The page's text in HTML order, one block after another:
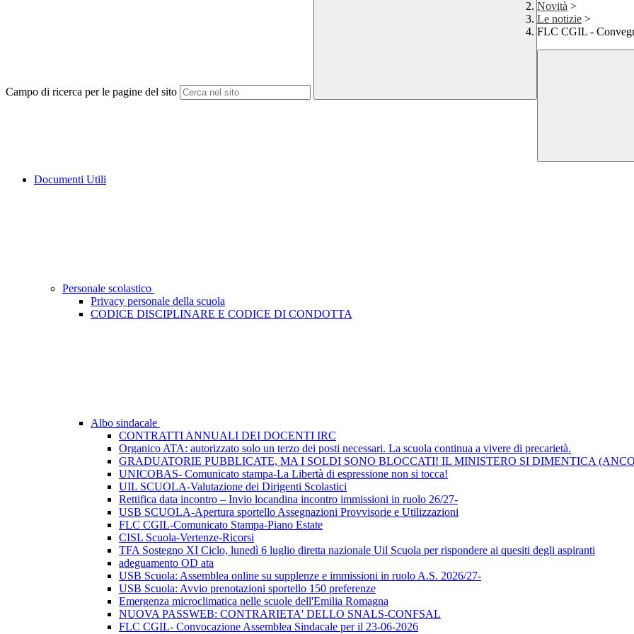
Campo di ricerca per le pagine del sito
Novità >
Le notizie >
FLC CGIL -
Documenti Utili
Personale scolastico
Privacy personale della scuola
CODICE DISCIPLINARE E CODICE DI CONDOTTA
Albo sindacale
CONTRATTI ANNUALI DEI DOCENTI IRC
Organico ATA: autorizzato solo un terzo dei posti necessari. La scuola continua a vivere di precarietà.
GRADUATORIE PUBBLICATE, MA I SOLDI SONO BLOCCATI! IL MINISTERO SI DIMENTICA
UNICOBAS- Comunicato stampa-La Libertà di espressione non si tocca!
UIL SCUOLA-Valutazione dei Dirigenti Scolastici
Rettifica data incontro – Invio locandina incontro immissioni in ruolo 26/27-
USB SCUOLA-Apertura sportello Assegnazioni Provvisorie e Utilizzazioni
FLC CGIL-Comunicato Stampa-Piano Estate
CISL Scuola-Vertenze-Ricorsi
TFA Sostegno XI Ciclo, lunedì 6 luglio diretta nazionale Uil Scuola per rispondere ai quesiti degli aspiranti
adeguamento OD ata
USB Scuola: Assemblea online su supplenze e immissioni in ruolo A.S. 2026/27-
USB Scuola: Avvio prenotazioni sportello 150 preferenze
Emergenza microclimatica nelle scuole dell'Emilia Romagna
NUOVA PASSWEB: CONTRARIETA' DELLO SNALS-CONFSAL
FLC CGIL- Convocazione Assemblea Sindacale per il 23-06-2026